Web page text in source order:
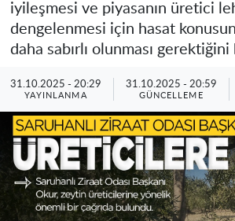
iyileşmesi ve piyasanın üretici
dengelenmesi için hasat
daha sabırlı olunması
31.10.2025 - 20:29
YAYINLANMA
31.10.2025 - 20:59
GÜNCELLEME